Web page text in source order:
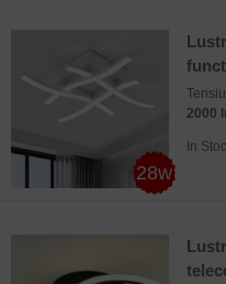
28w
2000
In Stoc